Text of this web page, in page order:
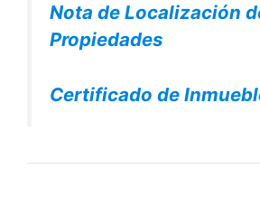
Nota de Localización
Propiedades
Certificado de